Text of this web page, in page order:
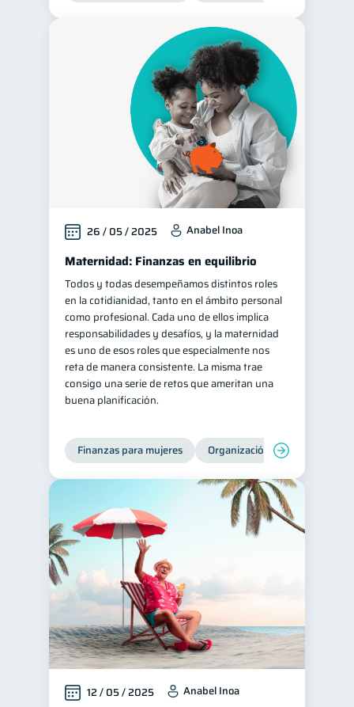
26 / 05 / 2025 Anabel Inoa
Maternidad: Finanzas en equilibrio
Todos y todas desempeñamos distintos roles
en la cotidianidad, tanto en el ámbito personal
como profesional. Cada uno de ellos implica
responsabilidades y desafíos, y la maternidad
es uno de esos roles que especialmente nos
reta de manera consistente. La misma trae
consigo una serie de retos que ameritan una
buena planificación.
Finanzas para mujeres Organización Financiera
12 / 05 / 2025 Anabel Inoa